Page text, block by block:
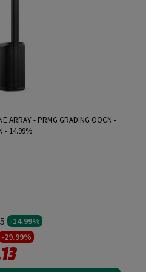
ARRAY - PRMG GRADING OOCN -
- 14.99%
-14.99%
da
-29.99%